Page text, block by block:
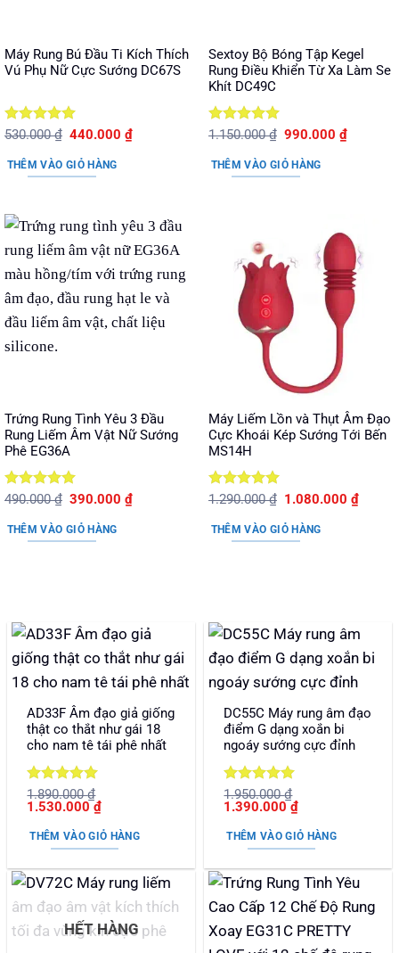
Máy Rung Bú Đầu Ti Kích Thích
Vú Phụ Nữ Cực Sướng DC67S
Được xếp
sao
530.000₫ Giá
là:
530.000 ₫.
440.000₫Giá
THÊM VÀO GIỎ HÀNG
Sextoy Bộ Bóng Tập Kegel
Rung Điều Khiển Từ Xa Làm Se
Khít DC49C
Được xếp
sao
1.150.000₫ Giá
là:
1.150.000 ₫.
990.000₫Giá
THÊM VÀO GIỎ HÀNG
Trứng Rung Tình Yêu 3 Đầu
Rung Liếm Âm Vật Nữ Sướng
Phê EG36A
Được xếp
sao
490.000₫ Giá
là:
490.000 ₫.
390.000₫Giá
THÊM VÀO GIỎ HÀNG
Máy Liếm Lồn và Thụt Âm Đạo
Cực Khoái Kép Sướng Tới Bến
MS14H
Được xếp
sao
1.290.000₫ Giá
là:
1.290.000 ₫.
1.080.000₫Giá
THÊM VÀO GIỎ HÀNG
AD33F Âm đạo giả giống
thật co thắt như gái 18
cho nam tê tái phê nhất
Được xếp
hạng55
1.890.000₫
Giá
là:
1.890.000 ₫.
1.530.000₫Giá
tại
là:
THÊM VÀO GIỎ HÀNG
DC55C Máy rung âm đạo
điểm G dạng xoắn bi
ngoáy sướng cực đỉnh
Được xếp
hạng55
1.950.000₫
Giá
là:
1.950.000 ₫.
1.390.000₫Giá
tại
là:
THÊM VÀO GIỎ HÀNG
HẾT HÀNG